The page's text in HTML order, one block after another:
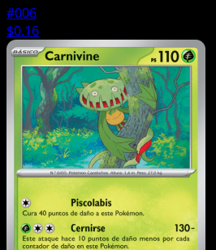
#006
$0.16